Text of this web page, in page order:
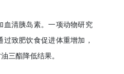
血清胰岛素。一项动物研究
致肥饮食促进体重增加，
三酯降低结果。